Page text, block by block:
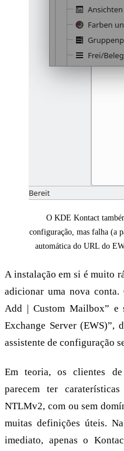
O KDE Kontact
configuração, mas falha (a
automática do URL do
A instalação em si é muito
adicionar uma nova
Add | Custom Mailbox” e
Exchange Server (EWS)”,
assistente de configuração
Em teoria, os clientes
parecem ter
NTLMv2, com ou sem
muitas definições úteis.
imediato, apenas o